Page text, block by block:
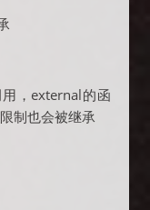
，external的函
制也会被继承